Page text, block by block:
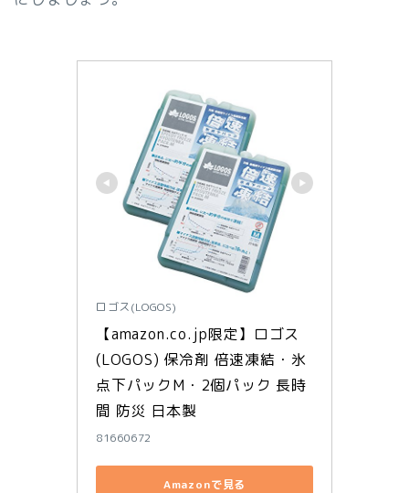
ロゴス(LOGOS)
【amazon.co.jp限定】ロゴス
(LOGOS) 保冷剤 倍速凍結・氷
点下パックM・2個パック 長時
間 防災 日本製
81660672
Amazonで見る